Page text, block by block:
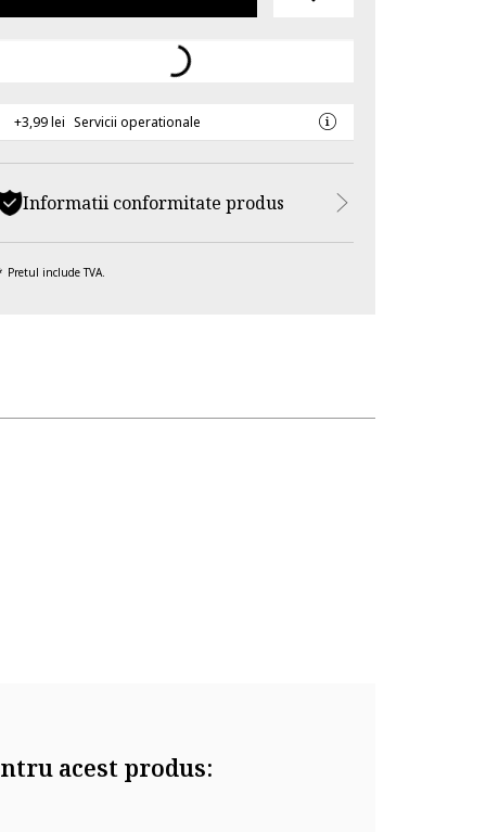
+3,99 lei Servicii operationale
Informatii conformitate produs
Pretul include TVA.
acest produs: